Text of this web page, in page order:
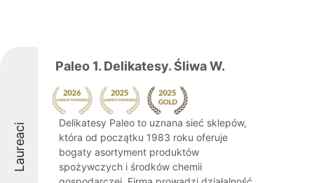
Laureaci
Paleo 1. Delikatesy. Śliwa W.
Delikatesy Paleo to uznana sieć sklepów,
która od początku 1983 roku oferuje
bogaty asortyment produktów
spożywczych i środków chemii